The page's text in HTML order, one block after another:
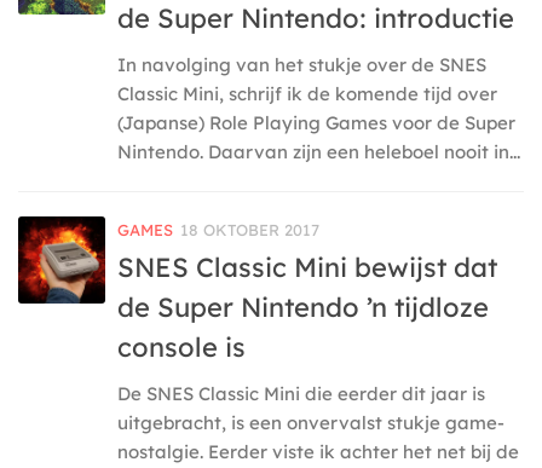
de Super Nintendo: introductie
In navolging van het stukje over de SNES
Classic Mini, schrijf ik de komende tijd over
(Japanse) Role Playing Games voor de Super
Nintendo. Daarvan zijn een heleboel nooit in...
GAMES 18 OKTOBER 2017
SNES Classic Mini bewijst dat
de Super Nintendo ’n tijdloze
console is
De SNES Classic Mini die eerder dit jaar is
uitgebracht, is een onvervalst stukje game-
nostalgie. Eerder viste ik achter het net bij de